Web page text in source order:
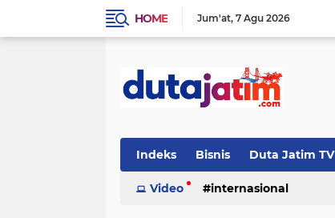
HOME Jum'at 7 Agu 2026
Indeks Bisnis Duta Jatim TV
Video internasional